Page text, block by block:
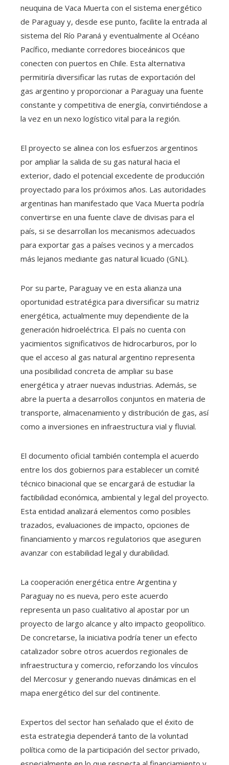
neuquina de Vaca Muerta con el sistema energético
de Paraguay y, desde ese punto, facilite la entrada al
sistema del Río Paraná y eventualmente al Océano
Pacífico, mediante corredores bioceánicos que
conecten con puertos en Chile. Esta alternativa
permitiría diversificar las rutas de exportación del
gas argentino y proporcionar a Paraguay una fuente
constante y competitiva de energía, convirtiéndose a
la vez en un nexo logístico vital para la región.
El proyecto se alinea con los esfuerzos argentinos
por ampliar la salida de su gas natural hacia el
exterior, dado el potencial excedente de producción
proyectado para los próximos años. Las autoridades
argentinas han manifestado que Vaca Muerta podría
convertirse en una fuente clave de divisas para el
país, si se desarrollan los mecanismos adecuados
para exportar gas a países vecinos y a mercados
más lejanos mediante gas natural licuado (GNL).
Por su parte, Paraguay ve en esta alianza una
oportunidad estratégica para diversificar su matriz
energética, actualmente muy dependiente de la
generación hidroeléctrica. El país no cuenta con
yacimientos significativos de hidrocarburos, por lo
que el acceso al gas natural argentino representa
una posibilidad concreta de ampliar su base
energética y atraer nuevas industrias. Además, se
abre la puerta a desarrollos conjuntos en materia de
transporte, almacenamiento y distribución de gas, así
como a inversiones en infraestructura vial y fluvial.
El documento oficial también contempla el acuerdo
entre los dos gobiernos para establecer un comité
técnico binacional que se encargará de estudiar la
factibilidad económica, ambiental y legal del proyecto.
Esta entidad analizará elementos como posibles
trazados, evaluaciones de impacto, opciones de
financiamiento y marcos regulatorios que aseguren
avanzar con estabilidad legal y durabilidad.
La cooperación energética entre Argentina y
Paraguay no es nueva, pero este acuerdo
representa un paso cualitativo al apostar por un
proyecto de largo alcance y alto impacto geopolítico.
De concretarse, la iniciativa podría tener un efecto
catalizador sobre otros acuerdos regionales de
infraestructura y comercio, reforzando los vínculos
del Mercosur y generando nuevas dinámicas en el
mapa energético del sur del continente.
Expertos del sector han señalado que el éxito de
esta estrategia dependerá tanto de la voluntad
política como de la participación del sector privado,